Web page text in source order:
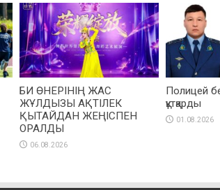
БИ ӨНЕРІНІҢ ЖАС
ЖҰЛДЫЗЫ АҚТІЛЕК
ҚЫТАЙДАН ЖЕҢІСПЕН
ОРАЛДЫ
06.08.2026
Полицей
құтқарды
01.08.2026